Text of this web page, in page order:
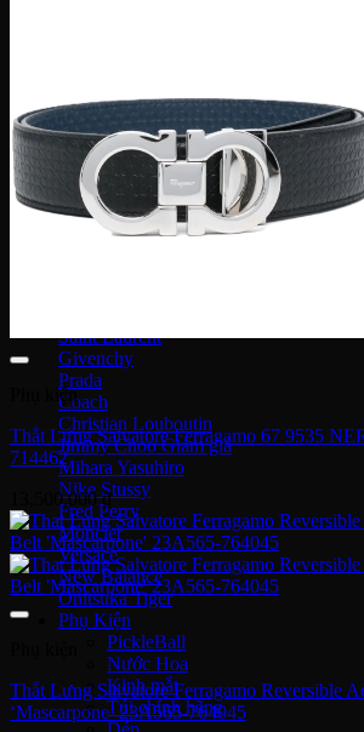
Golden Goose
Alexander McQueen
Rick Owens
Supreme
Nike Sacai
Fear of God
Saint Laurent
Givenchy
Prada
Coach
Christian Louboutin
Jimmy Choo
Mihara Yasuhiro
Nike Stussy
Fred Perry
Moncler
Versace
New Balance
Onitsuka Tiger
Phụ Kiện
PickleBall
Nước Hoa
Kinh mắt
Túi chính hãng
Phụ kiện
Thắt Lưng Salvatore Ferragamo 67 9535
714462
13,500,000₫
Thắt Lưng Salvatore Ferragamo Reversible
‘Mascarpone’ 23A565-764045